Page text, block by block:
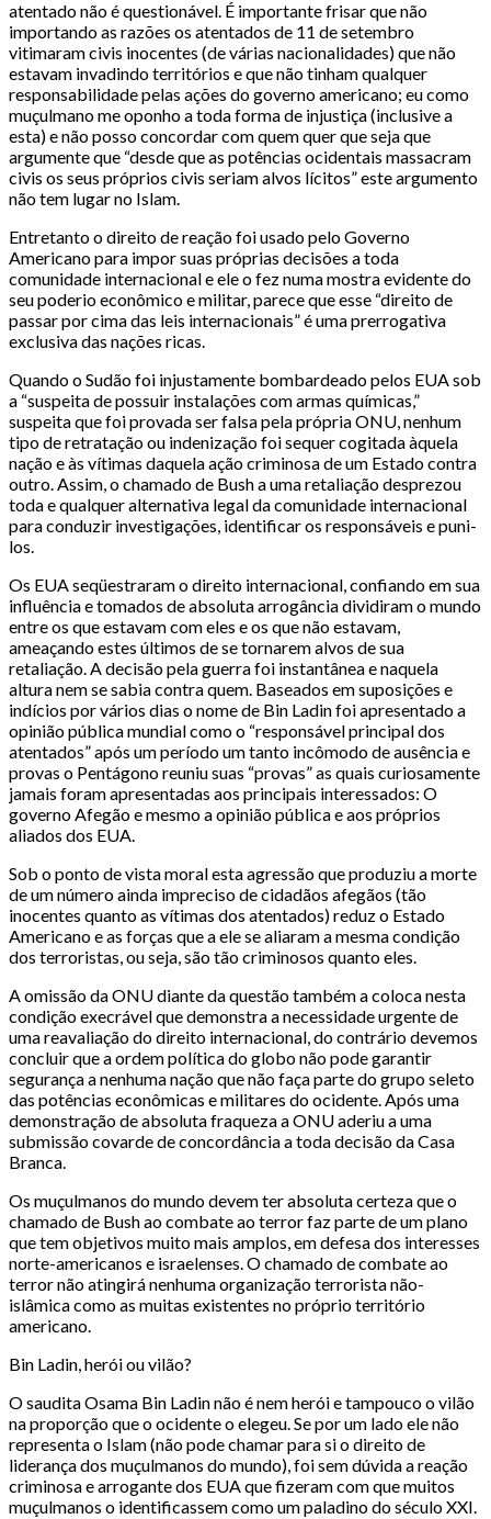
atentado não é questionável. É importante frisar que não
importando as razões os atentados de 11 de setembro
vitimaram civis inocentes (de várias nacionalidades) que não
estavam invadindo territórios e que não tinham qualquer
responsabilidade pelas ações do governo americano; eu como
muçulmano me oponho a toda forma de injustiça (inclusive a
esta) e não posso concordar com quem quer que seja que
argumente que “desde que as potências ocidentais massacram
civis os seus próprios civis seriam alvos lícitos” este argumento
não tem lugar no Islam.
Entretanto o direito de reação foi usado pelo Governo
Americano para impor suas próprias decisões a toda
comunidade internacional e ele o fez numa mostra evidente do
seu poderio econômico e militar, parece que esse “direito de
passar por cima das leis internacionais” é uma prerrogativa
exclusiva das nações ricas.
Quando o Sudão foi injustamente bombardeado pelos EUA sob
a “suspeita de possuir instalações com armas químicas,”
suspeita que foi provada ser falsa pela própria ONU, nenhum
tipo de retratação ou indenização foi sequer cogitada àquela
nação e às vítimas daquela ação criminosa de um Estado contra
outro. Assim, o chamado de Bush a uma retaliação desprezou
toda e qualquer alternativa legal da comunidade internacional
para conduzir investigações, identificar os responsáveis e puni-
los.
Os EUA seqüestraram o direito internacional, confiando em sua
influência e tomados de absoluta arrogância dividiram o mundo
entre os que estavam com eles e os que não estavam,
ameaçando estes últimos de se tornarem alvos de sua
retaliação. A decisão pela guerra foi instantânea e naquela
altura nem se sabia contra quem. Baseados em suposições e
indícios por vários dias o nome de Bin Ladin foi apresentado a
opinião pública mundial como o “responsável principal dos
atentados” após um período um tanto incômodo de ausência e
provas o Pentágono reuniu suas “provas” as quais curiosamente
jamais foram apresentadas aos principais interessados: O
governo Afegão e mesmo a opinião pública e aos próprios
aliados dos EUA.
Sob o ponto de vista moral esta agressão que produziu a morte
de um número ainda impreciso de cidadãos afegãos (tão
inocentes quanto as vítimas dos atentados) reduz o Estado
Americano e as forças que a ele se aliaram a mesma condição
dos terroristas, ou seja, são tão criminosos quanto eles.
A omissão da ONU diante da questão também a coloca nesta
condição execrável que demonstra a necessidade urgente de
uma reavaliação do direito internacional, do contrário devemos
concluir que a ordem política do globo não pode garantir
segurança a nenhuma nação que não faça parte do grupo seleto
das potências econômicas e militares do ocidente. Após uma
demonstração de absoluta fraqueza a ONU aderiu a uma
submissão covarde de concordância a toda decisão da Casa
Branca.
Os muçulmanos do mundo devem ter absoluta certeza que o
chamado de Bush ao combate ao terror faz parte de um plano
que tem objetivos muito mais amplos, em defesa dos interesses
norte-americanos e israelenses. O chamado de combate ao
terror não atingirá nenhuma organização terrorista não-
islâmica como as muitas existentes no próprio território
americano.
Bin Ladin, herói ou vilão?
O saudita Osama Bin Ladin não é nem herói e tampouco o vilão
na proporção que o ocidente o elegeu. Se por um lado ele não
representa o Islam (não pode chamar para si o direito de
liderança dos muçulmanos do mundo), foi sem dúvida a reação
criminosa e arrogante dos EUA que fizeram com que muitos
muçulmanos o identificassem como um paladino do século XXI.